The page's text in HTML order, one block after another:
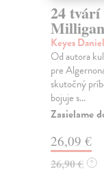
24
Keyes Daniel
Od autora
pre
skutočný
bojuje s...
Zasielame
26,09 €
26,90 € ?